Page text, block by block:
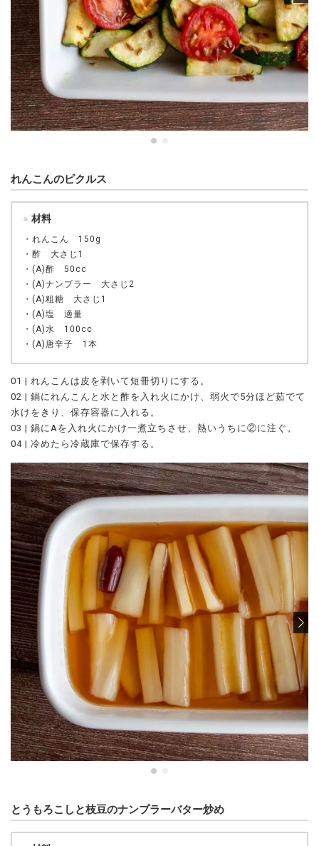
れんこんのピクルス
材料
・れんこん 150g
・酢 大さじ1
・(A)酢 50cc
・(A)ナンプラー 大さじ2
・(A)粗糖 大さじ1
・(A)塩 適量
・(A)水 100cc
・(A)唐辛子 1本
01 | れんこんは皮を剥いて短冊切りにする。
02 | 鍋にれんこんと水と酢を入れ火にかけ、弱火で5分ほど茹でて
水けをきり、保存容器に入れる。
03 | 鍋にAを入れ火にかけ一煮立ちさせ、熱いうちに②に注ぐ。
04 | 冷めたら冷蔵庫で保存する。
とうもろこしと枝豆のナンプラーバター炒め